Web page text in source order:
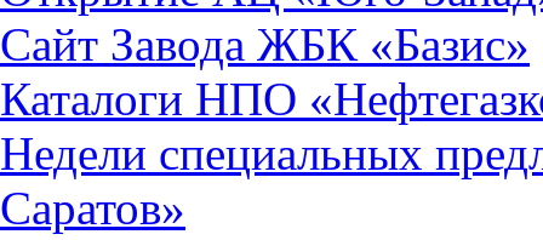
Сайт Завода ЖБК «Базис»
Каталоги НПО
Недели специальных
Саратов»